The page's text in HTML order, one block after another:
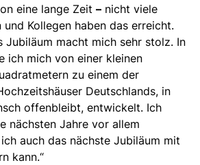
eine lange Zeit – nicht viele
und Kollegen haben das erreicht.
Jubiläum macht mich sehr stolz. In
ich mich von einer kleinen
zu einem der
Deutschlands, in
offenbleibt, entwickelt. Ich
nächsten Jahre vor allem
auch das nächste Jubiläum mit
kann.“